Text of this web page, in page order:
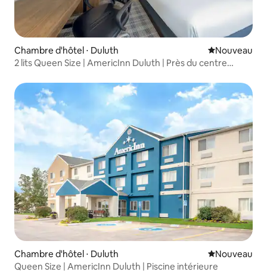
Chambre d'hôtel ⋅ Duluth Nouvel
Nouveau
2 lits Queen Size | AmericInn Duluth | Près du centre
Chambre d'hôtel ⋅ Duluth Nouvel
Nouveau
Queen Size | AmericInn Duluth | Piscine intérieure